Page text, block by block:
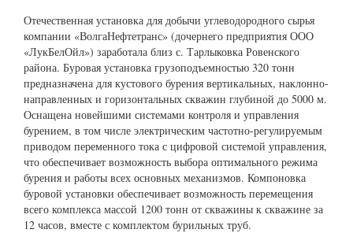
Отечественная установка для добычи углеводородного сырья
компании «ВолгаНефтетранс» (дочернего предприятия ООО
«ЛукБелОйл») заработала близ с. Тарлыковка Ровенского
района. Буровая установка грузоподъемностью 320 тонн
предназначена для кустового бурения вертикальных, наклонно-
направленных и горизонтальных скважин глубиной до 5000 м.
Оснащена новейшими системами контроля и управления
бурением, в том числе электрическим частотно-регулируемым
приводом переменного тока с цифровой системой управления,
что обеспечивает возможность выбора оптимального режима
бурения и работы всех основных механизмов. Компоновка
буровой установки обеспечивает возможность перемещения
всего комплекса массой 1200 тонн от скважины к скважине за
12 часов, вместе с комплектом бурильных труб.